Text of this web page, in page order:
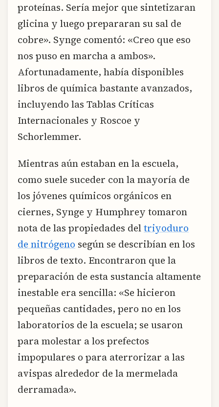
proteínas. Sería mejor que sintetizaran
glicina y luego prepararan su sal de
cobre». Synge comentó: «Creo que eso
nos puso en marcha a ambos».
Afortunadamente, había disponibles
libros de química bastante avanzados,
incluyendo las Tablas Críticas
Internacionales y Roscoe y
Schorlemmer.
Mientras aún estaban en la escuela,
como suele suceder con la mayoría de
los jóvenes químicos orgánicos en
ciernes, Synge y Humphrey tomaron
nota de las propiedades deltriyoduro
de nitrógeno según se describían en los
libros de texto. Encontraron que la
preparación de esta sustancia altamente
inestable era sencilla: «Se hicieron
pequeñas cantidades, pero no en los
laboratorios de la escuela; se usaron
para molestar a los prefectos
impopulares o para aterrorizar a las
avispas alrededor de la mermelada
derramada».